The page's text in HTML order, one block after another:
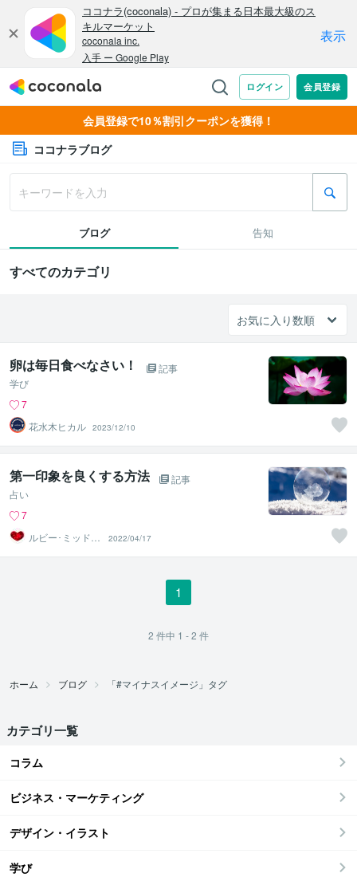
会員登録で10％割引クーポンを獲得！
ココナラブログ
ブログ 告知
すべてのカテゴリ
卵は毎日食べなさい！
記事
学び
7
花水木ヒカル 2023/12/10
第一印象を良くする方法
記事
占い
7
ルビー･ミッドナ
イト
2022/04/17
1
2 件中 1 - 2 件
ホーム ブログ 「#マイナスイメージ」タグ
カテゴリ一覧
コラム
ビジネス・マーケティング
デザイン・イラスト
学び